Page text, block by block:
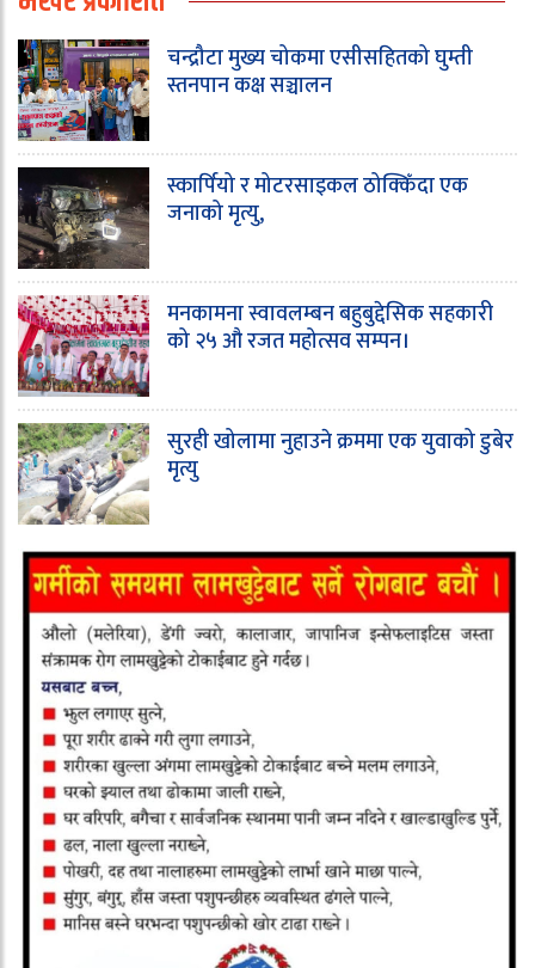
चन्द्रौटा मुख्य चोकमा एसीसहितको घुम्ती
स्तनपान कक्ष सञ्चालन
स्कार्पियो र मोटरसाइकल ठोक्किँदा एक
जनाको मृत्यु,
मनकामना स्वावलम्बन बहुबुद्देसिक सहकारी
को २५ औ रजत महोत्सव सम्पन।
सुरही खोलामा नुहाउने क्रममा एक युवाको डुबेर
मृत्यु